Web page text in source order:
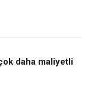
daha maliyetli